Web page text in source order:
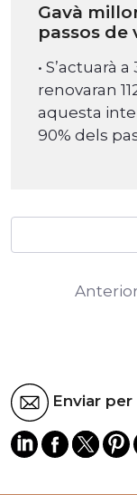
Gavà
passos de
• S’actuarà
renovaran
aquesta
90% dels
Enviar per